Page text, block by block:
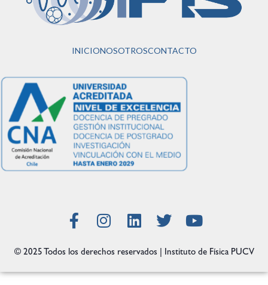
INICIONOSOTROSCONTACTO
© 2025 Todos los derechos reservados | Instituto de Física PUCV